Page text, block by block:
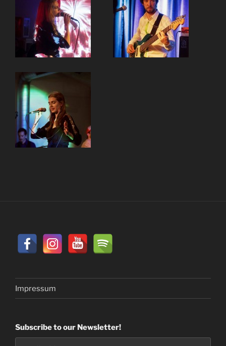
Impressum
Subscribe to our Newsletter!